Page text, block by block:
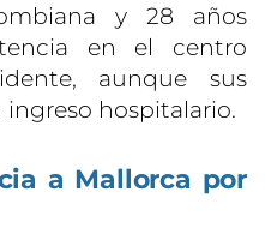
y 28 años
en el centro
aunque sus
hospitalario.
a Mallorca por